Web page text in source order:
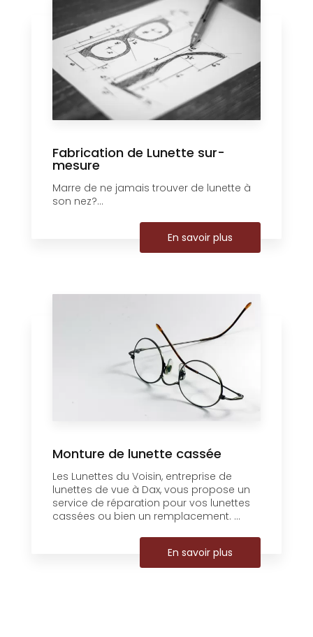
Fabrication de Lunette sur-
mesure
Marre de ne jamais trouver de lunette à
son nez?...
En savoir plus
Monture de lunette cassée
Les Lunettes du Voisin, entreprise de
lunettes de vue à Dax, vous propose un
service de réparation pour vos lunettes
cassées ou bien un remplacement. ...
En savoir plus